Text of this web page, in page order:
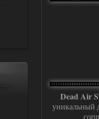
Dead Air
уникальный